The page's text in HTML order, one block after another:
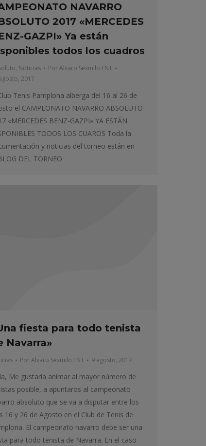
NAVARRO
2017 «MERCEDES
GAZPI» Ya están
todos los cuadros
, Noticias PorAlvaro Sexmilo FNT
2017
Tenis Pamplona alberga del 16 al 26 de
el CAMPEONATO NAVARRO ABSOLUTO
«MERCEDES BENZ-GAZPI» YA ESTÁN
TODOS LOS CUAROS Toda la
y noticias del torneo están en
DEL TORNEO
fiesta para todo tenista
Navarra»
PorAlvaro Sexmilo FNT 9 agosto, 2017
Me gustaría animar al mayor número de
posible, a apuntaros al campeonato
absoluto que se va a disputar entre los
16 y 26 de Agosto en el Club de Tenis de
El campeonato navarro debe ser una
para todo tenista de Navarra. En el caso